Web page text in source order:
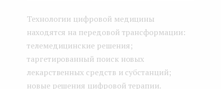
Технологии цифровой медицины
находятся на передовой трансформации:
телемедицинские решения;
таргетированный поиск новых
лекарственных средств и субстанций;
новые решения цифровой терапии.